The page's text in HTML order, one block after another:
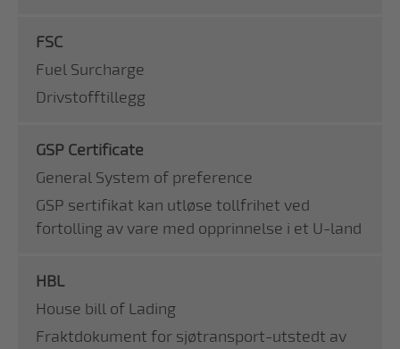
FSC
Fuel Surcharge
Drivstofftillegg
GSP Certificate
General System of preference
GSP sertifikat kan utløse tollfrihet ved
fortolling av vare med opprinnelse i et U-land
HBL
House bill of Lading
Fraktdokument for sjøtransport-utstedt av